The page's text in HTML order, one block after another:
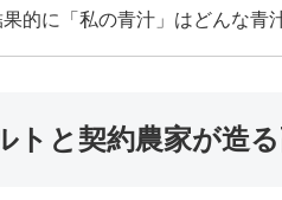
的に「私の青汁」はどんな青
トと契約農家が造